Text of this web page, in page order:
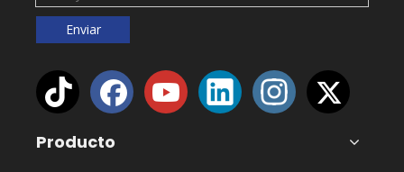
Enviar
Producto